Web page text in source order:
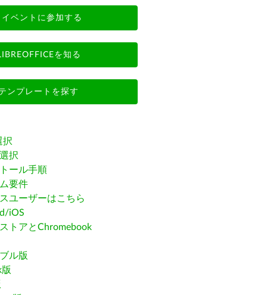
イベントに参加する
を知る
ンプレートを探す
択
択
ール手順
要件
ユーザーはこちら
iOS
トアとChromebook
ル版